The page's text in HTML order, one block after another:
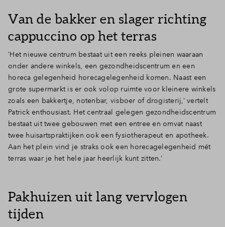
Inloggen
Van de bakker en slager richting
cappuccino op het terras
‘Het nieuwe centrum bestaat uit een reeks pleinen waaraan
onder andere winkels, een gezondheidscentrum en een
horeca gelegenheid horecagelegenheid komen. Naast een
grote supermarkt is er ook volop ruimte voor kleinere winkels
zoals een bakkertje, notenbar, visboer of drogisterij,’ vertelt
Patrick enthousiast. Het centraal gelegen gezondheidscentrum
bestaat uit twee gebouwen met een entree en omvat naast
twee huisartspraktijken ook een fysiotherapeut en apotheek.
Aan het plein vind je straks ook een horecagelegenheid mét
terras waar je het hele jaar heerlijk kunt zitten.’
Pakhuizen uit lang vervlogen
tijden